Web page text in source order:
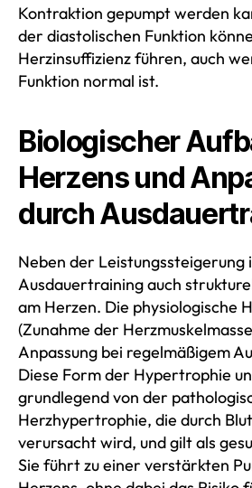
Kontraktion gepumpt werden
der diastolischen Funktion
Herzinsuffizienz führen, auch
Funktion normal ist.
Biologischer
Herzens und
durch
Neben der Leistungssteigerung
Ausdauertraining auch
am Herzen. Die physiologische
(Zunahme der
Anpassung bei regelmäßigem
Diese Form der Hypertrophie
grundlegend von der
Herzhypertrophie, die durch
verursacht wird, und gilt als
Sie führt zu einer verstärkten